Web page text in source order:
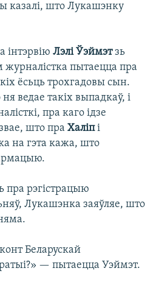
казалі, што Лукашэнку
інтэрвію Лэлі Ўэймэтзь
журналістка пытаецца пра
ёсьць трохгадовы сын.
ведае такіх выпадкаў, і
пра каго ідзе
што пра Халіпі
на гэта кажа, што
пра рэгістрацыю
Лукашэнка заяўляе, што
Беларускай
— пытаецца Уэймэт.